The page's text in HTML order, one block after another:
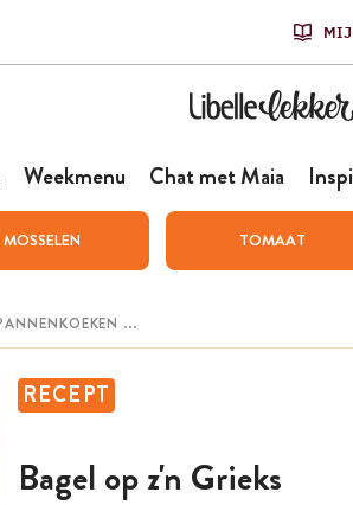
Weekmenu Chat met Maia
MOSSELEN TOMAAT
RECEPT
Bagel op z'n Grieks